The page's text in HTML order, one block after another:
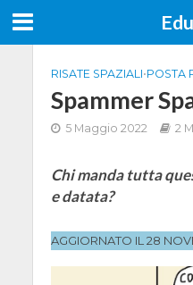
RISATE SPAZIALI•POSTA
Spammer
5 Maggio 2022 2
Chi manda tutta
e datata?
AGGIORNATO IL 28